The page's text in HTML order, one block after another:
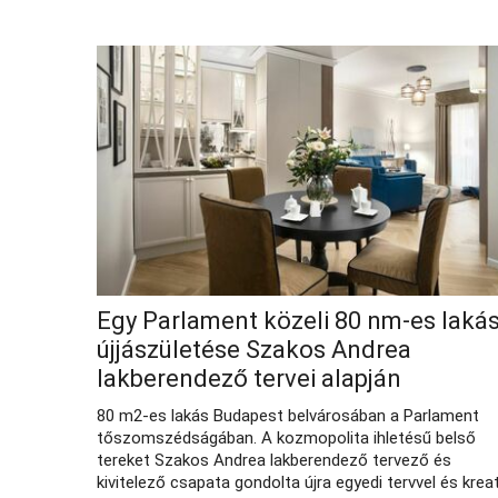
Egy Parlament közeli 80 nm-es
újjászületése Szakos Andrea
lakberendező tervei alapján
80 m2-es lakás Budapest belvárosában a Parlament
tőszomszédságában. A kozmopolita ihletésű belső
tereket Szakos Andrea lakberendező tervező és
kivitelező csapata gondolta újra egyedi tervvel és